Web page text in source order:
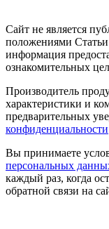
Сайт не является
положениями
информация
ознакомительных
Производитель
характеристики и
предварительных
конфиденциальности
Вы принимаете
персональных
каждый раз, когда
обратной связи на